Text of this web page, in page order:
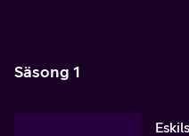
Säsong 1